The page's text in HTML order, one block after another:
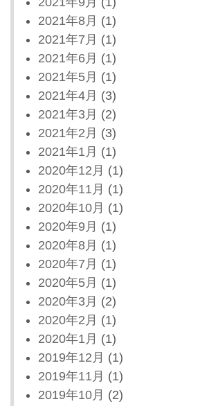
2021年8月 (1)
2021年7月 (1)
2021年6月 (1)
2021年5月 (1)
2021年4月 (3)
2021年3月 (2)
2021年2月 (3)
2021年1月 (1)
2020年12月 (1)
2020年11月 (1)
2020年10月 (1)
2020年9月 (1)
2020年8月 (1)
2020年7月 (1)
2020年5月 (1)
2020年3月 (2)
2020年2月 (1)
2020年1月 (1)
2019年12月 (1)
2019年11月 (1)
2019年10月 (2)